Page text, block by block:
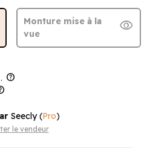
Monture mise à la
vue
visibility
help
Seecly(Pro)
le vendeur